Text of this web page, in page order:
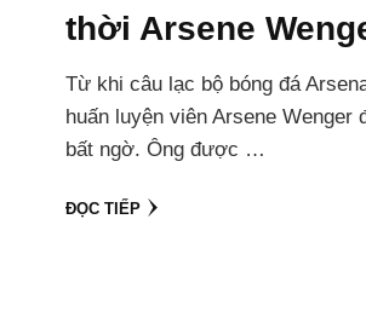
thời Arsene
Từ khi câu lạc bộ bóng đá
huấn luyện viên Arsene Wenger
bất ngờ. Ông được …
ĐỌC TIẾP